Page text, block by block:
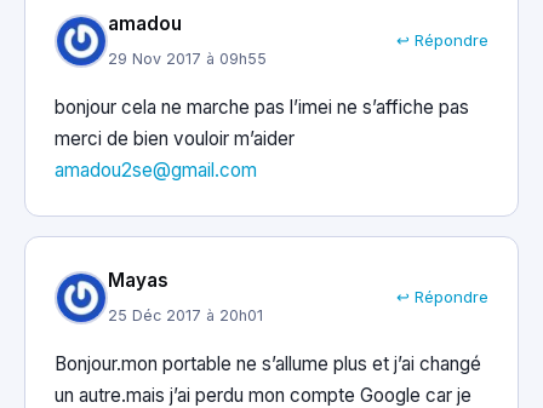
amadou
29 Nov 2017 à 09h55
↩ Répondre
bonjour cela ne marche pas l’imei ne s’affiche pas
merci de bien vouloir m’aider
amadou2se@gmail.com
Mayas
25 Déc 2017 à 20h01
↩ Répondre
Bonjour.mon portable ne s’allume plus et j’ai changé
un autre.mais j’ai perdu mon compte Google car je